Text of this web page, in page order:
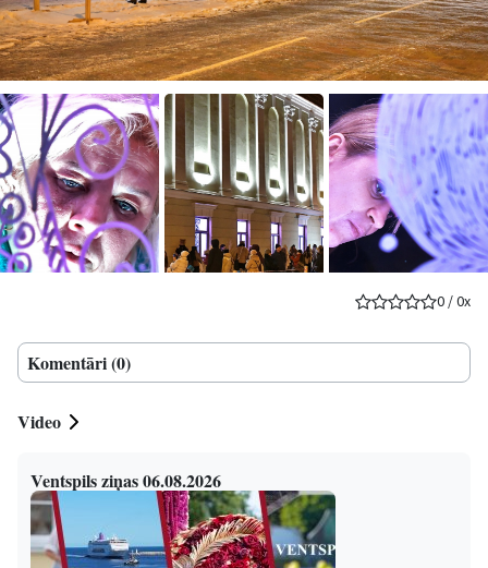
0/0x
Komentāri (0)
Video
Ventspils ziņas 06.08.2026